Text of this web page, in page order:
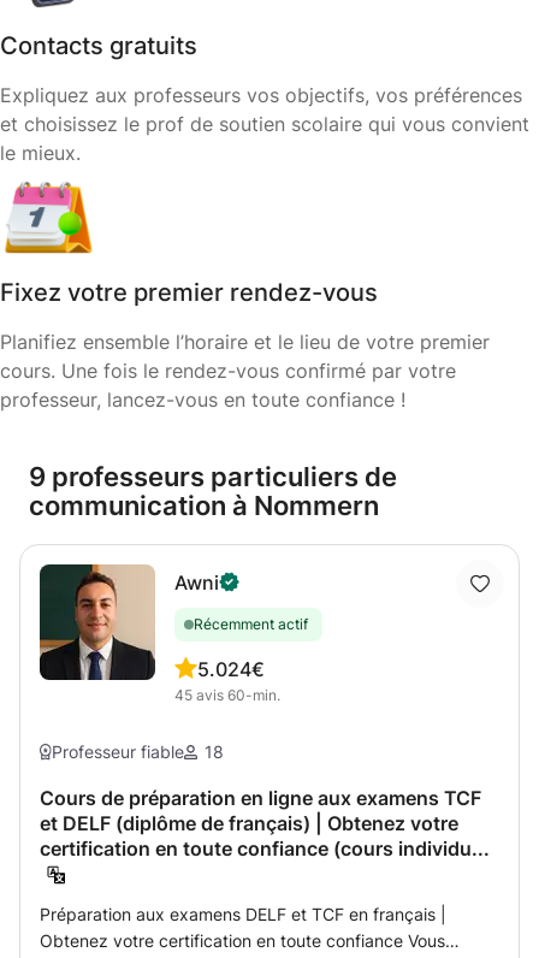
Contacts gratuits
Expliquez aux professeurs vos objectifs, vos préférences
et choisissez le prof de soutien scolaire qui vous convient
le mieux.
Fixez votre premier rendez-vous
Planifiez ensemble l’horaire et le lieu de votre premier
cours. Une fois le rendez-vous confirmé par votre
professeur, lancez-vous en toute confiance !
9 professeurs particuliers de
communication à Nommern
Awni
Récemment actif
5.0
45 avis
24€
60-min.
Professeur fiable 18
Cours de préparation en ligne aux examens TCF
et DELF (diplôme de français) | Obtenez votre
certification en toute confiance (cours individu...
Préparation aux examens DELF et TCF en français |
Obtenez votre certification en toute confiance Vous